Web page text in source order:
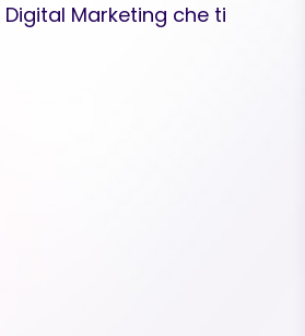
Digital Marketing che ti